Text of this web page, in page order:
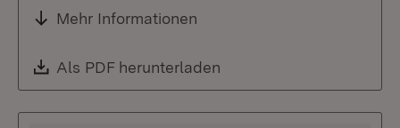
Mehr Informationen
Download:
Als PDF herunterladen